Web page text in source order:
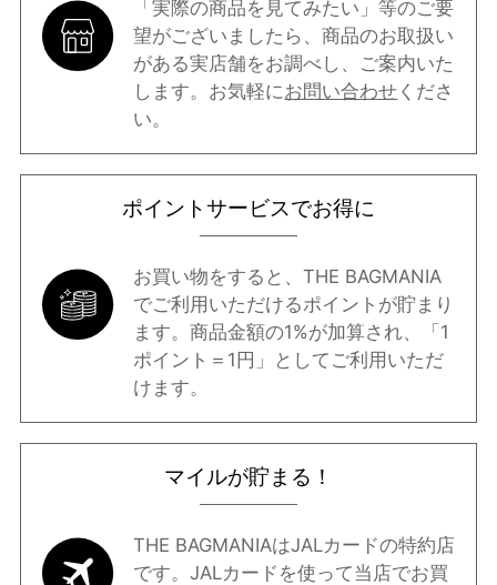
「実際の商品を見てみたい」等のご要
望がございましたら、商品のお取扱い
がある実店舗をお調べし、ご案内いた
します。お気軽にお問い合わせ くださ
い。
ポイントサービスでお得に
お買い物をすると、THE BAGMANIA
でご利用いただけるポイントが貯まり
ます。商品金額の1%が加算され、「1
ポイント＝1円」としてご利用いただ
けます。
マイルが貯まる！
THE BAGMANIAはJALカードの特約店
です。JALカードを使って当店でお買